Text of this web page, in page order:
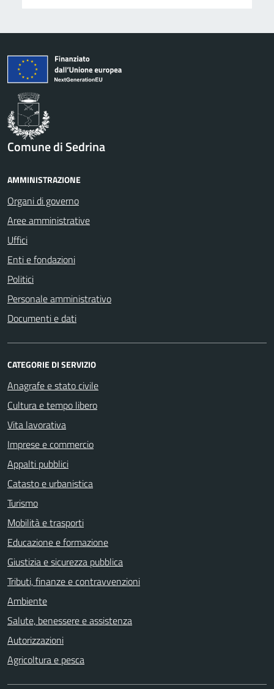
Comune di Sedrina
AMMINISTRAZIONE
Organi di governo
Aree amministrative
Uffici
Enti e fondazioni
Politici
Personale amministrativo
Documenti e dati
CATEGORIE DI SERVIZIO
Anagrafe e stato civile
Cultura e tempo libero
Vita lavorativa
Imprese e commercio
Appalti pubblici
Catasto e urbanistica
Turismo
Mobilità e trasporti
Educazione e formazione
Giustizia e sicurezza pubblica
Tributi, finanze e contravvenzioni
Ambiente
Salute, benessere e assistenza
Autorizzazioni
Agricoltura e pesca